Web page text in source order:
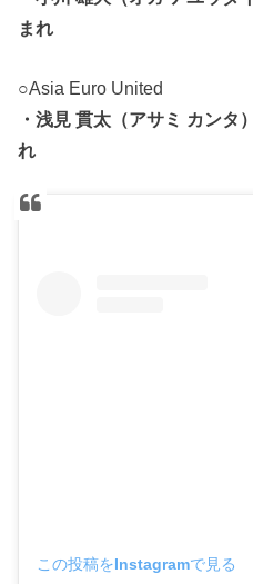
まれ
○Asia Euro United
・浅見 貫太（アサミ カンタ
れ
この投稿をInstagramで見る